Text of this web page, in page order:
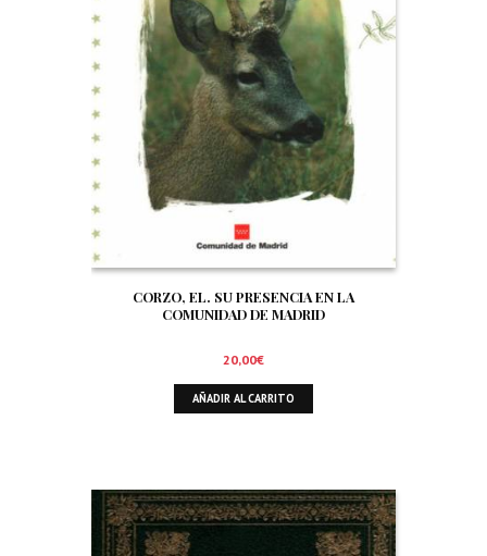
CORZO, EL. SU PRESENCIA EN LA
COMUNIDAD DE MADRID
20,00€
AÑADIR AL CARRITO